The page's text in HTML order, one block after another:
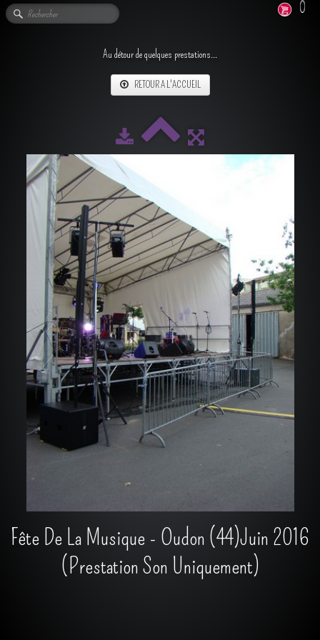
0
Au détour de quelques prestations...
RETOUR A L'ACCUEIL
Fête De La Musique - Oudon (44)Juin 2016
(Prestation Son Uniquement)